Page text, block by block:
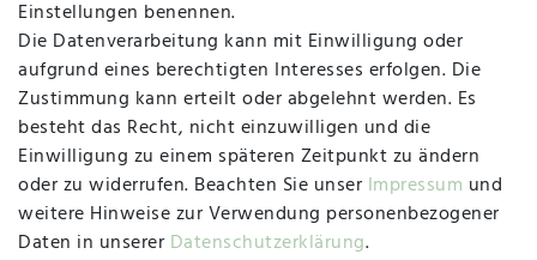
Herzogstraße 10
47533 Kleve
Montag, Dienstag, Donnerstag, Freitag
09:00 Uhr bis 13:00 Uhr
Mittwoch
09:00 Uhr bis 12:00 Uhr
Einstellungen benennen.
Die Datenverarbeitung kann mit Einwilligung oder
aufgrund eines berechtigten Interesses erfolgen. Die
Zustimmung kann erteilt oder abgelehnt werden. Es
besteht das Recht, nicht einzuwilligen und die
Einwilligung zu einem späteren Zeitpunkt zu ändern
oder zu widerrufen. Beachten Sie unser Impressum und
weitere Hinweise zur Verwendung personenbezogener
Daten in unserer Daten­schutz­erklärung.